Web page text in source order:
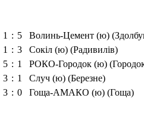
1 : 5
Волинь-Цемент (ю)
1 : 3
Сокіл (ю) (Радивилів)
5 : 1
РОКО-Городок (ю)
3 : 1
Случ (ю) (Березне)
3 : 0 Гоща-АМАКО (ю) (Гоща)